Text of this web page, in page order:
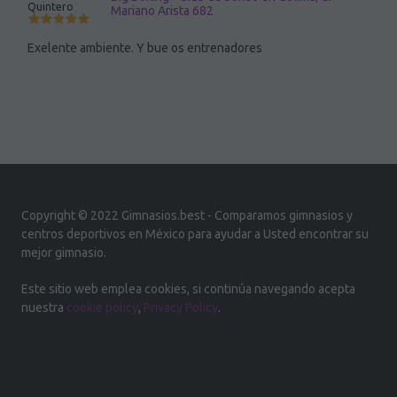
Quintero
Mariano Arista 682
Exelente ambiente. Y bue os entrenadores
Copyright © 2022 Gimnasios.best - Comparamos gimnasios y
centros deportivos en México para ayudar a Usted encontrar su
mejor gimnasio.
Este sitio web emplea cookies, si continúa navegando acepta
nuestra cookie policy, Privacy Policy.